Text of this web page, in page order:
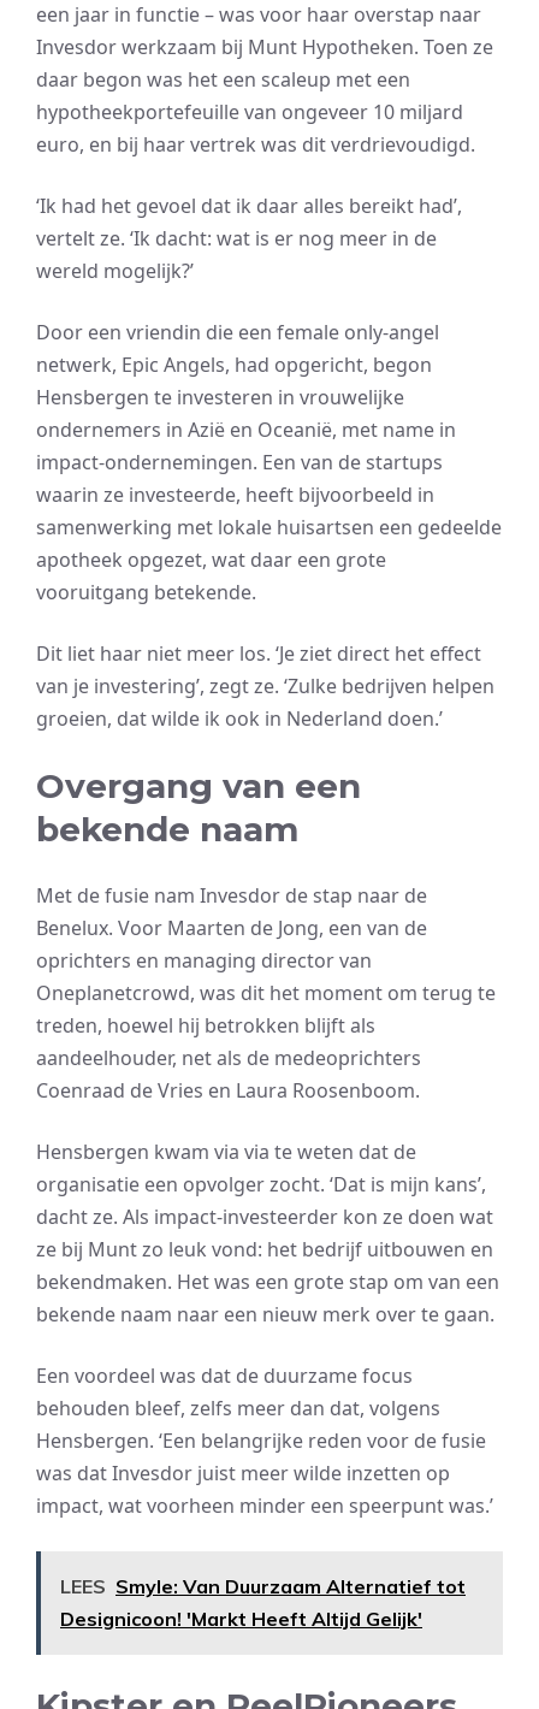
een jaar in functie – was voor haar overstap naar
Invesdor werkzaam bij Munt Hypotheken. Toen ze
daar begon was het een scaleup met een
hypotheekportefeuille van ongeveer 10 miljard
euro, en bij haar vertrek was dit verdrievoudigd.
‘Ik had het gevoel dat ik daar alles bereikt had’,
vertelt ze. ‘Ik dacht: wat is er nog meer in de
wereld mogelijk?’
Door een vriendin die een female only-angel
netwerk, Epic Angels, had opgericht, begon
Hensbergen te investeren in vrouwelijke
ondernemers in Azië en Oceanië, met name in
impact-ondernemingen. Een van de startups
waarin ze investeerde, heeft bijvoorbeeld in
samenwerking met lokale huisartsen een gedeelde
apotheek opgezet, wat daar een grote
vooruitgang betekende.
Dit liet haar niet meer los. ‘Je ziet direct het effect
van je investering’, zegt ze. ‘Zulke bedrijven helpen
groeien, dat wilde ik ook in Nederland doen.’
Overgang van een
bekende naam
Met de fusie nam Invesdor de stap naar de
Benelux. Voor Maarten de Jong, een van de
oprichters en managing director van
Oneplanetcrowd, was dit het moment om terug te
treden, hoewel hij betrokken blijft als
aandeelhouder, net als de medeoprichters
Coenraad de Vries en Laura Roosenboom.
Hensbergen kwam via via te weten dat de
organisatie een opvolger zocht. ‘Dat is mijn kans’,
dacht ze. Als impact-investeerder kon ze doen wat
ze bij Munt zo leuk vond: het bedrijf uitbouwen en
bekendmaken. Het was een grote stap om van een
bekende naam naar een nieuw merk over te gaan.
Een voordeel was dat de duurzame focus
behouden bleef, zelfs meer dan dat, volgens
Hensbergen. ‘Een belangrijke reden voor de fusie
was dat Invesdor juist meer wilde inzetten op
impact, wat voorheen minder een speerpunt was.’
LEES Smyle: Van Duurzaam Alternatief tot
Designicoon! 'Markt Heeft Altijd Gelijk'